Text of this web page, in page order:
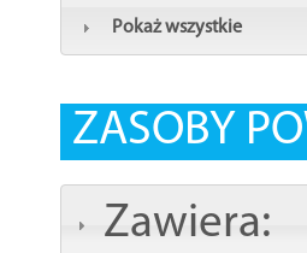
Pokaż wszystkie
ZASOBY
Zawiera: